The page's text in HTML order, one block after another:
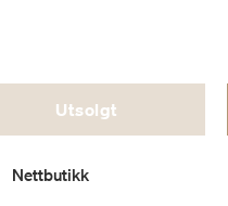
Utsolgt
Nettbutikk